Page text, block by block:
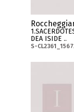
DEA ISIDE ..
S-